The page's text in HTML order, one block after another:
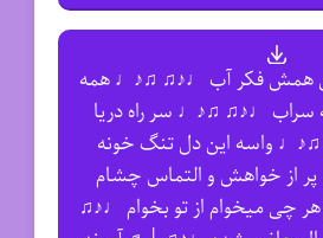
همش فکر آب ♩♪♫ ♫♪♩ همه
سراب ♩♪♫ ♫♪♩ سر راه دریا
واسه این دل تنگ خونه
از خواهش و التماس چشام
چی میخوام از تو بخوام ♩♪♫